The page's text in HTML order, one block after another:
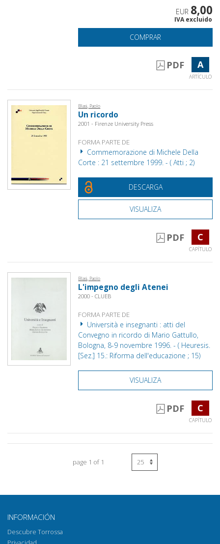
EUR 8,00
IVA excluido
COMPRAR
PDF A
ARTÍCULO
Blasi, Paolo
Un ricordo
2001 - Firenze University Press
FORMA PARTE DE
Commemorazione di Michele Della
Corte : 21 settembre 1999. - ( Atti ; 2)
DESCARGA
VISUALIZA
PDF C
CAPÍTULO
Blasi, Paolo
L'impegno degli Atenei
2000 - CLUEB
FORMA PARTE DE
Università e insegnanti : atti del
Convegno in ricordo di Mario Gattullo,
Bologna, 8-9 novembre 1996. - ( Heuresis.
[Sez.] 15.: Riforma dell'educazione ; 15)
VISUALIZA
PDF C
CAPÍTULO
page 1 of 1
INFORMACIÓN
Descubre Torrossa